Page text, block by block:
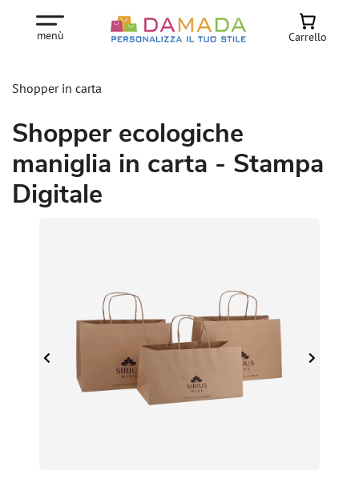
menù Carrello
Shopper in carta
Shopper ecologiche
maniglia in carta - Stampa
Digitale